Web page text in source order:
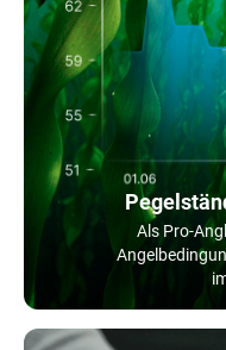
Als Pro-